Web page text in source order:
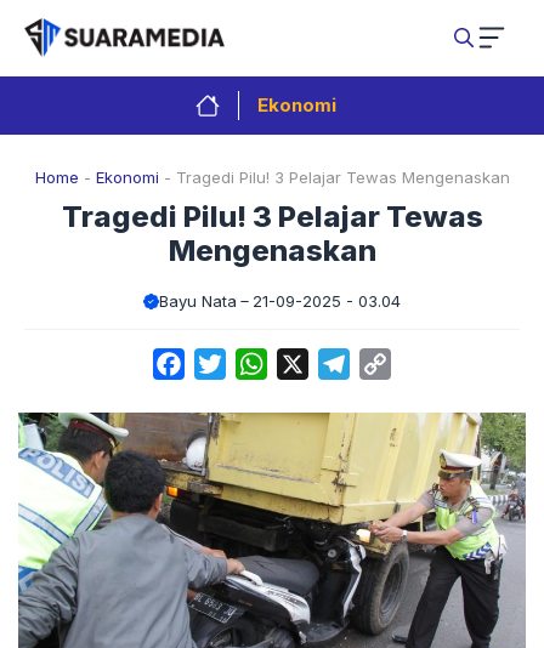
Langsung
isi
Ekonomi
Home - Ekonomi - Tragedi Pilu! 3 Pelajar Tewas Mengenaskan
Tragedi Pilu! 3 Pelajar Tewas
Mengenaskan
Bayu Nata 21-09-2025 - 03.04
FacebookTwitterWhatsApp Telegram